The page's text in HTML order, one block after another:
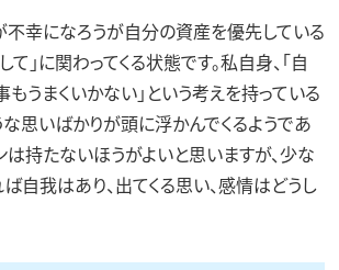
不幸になろうが自分の資産を優先している
て」に関わってくる状態です。私自身、「自
うまくいかない」という考えを持っている
な思いばかりが頭に浮かんでくるようであ
は持たないほうがよいと思いますが、少な
自我はあり、出てくる思い、感情はどうし